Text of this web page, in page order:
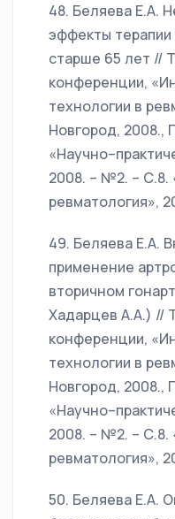
48. Беляева Е.А.
эффекты
старше 65 лет //
конференции,
технологии в
Новгород, 2008.,
2008. – №2. – С.8.
ревматология»,
49. Беляева Е.А.
применение
вторичном
Хадарцев А.А.) //
конференции,
технологии в
Новгород, 2008.,
2008. – №2. – С.8.
ревматология»,
50. Беляева Е.А.